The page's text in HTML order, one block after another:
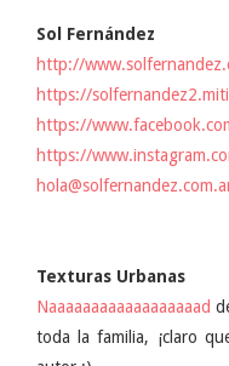
Sol Fernández
http://
https://
https://
https://
Texturas Urbanas
Naaaaaaaaaaaaaaaaaad
toda la familia, ¡claro